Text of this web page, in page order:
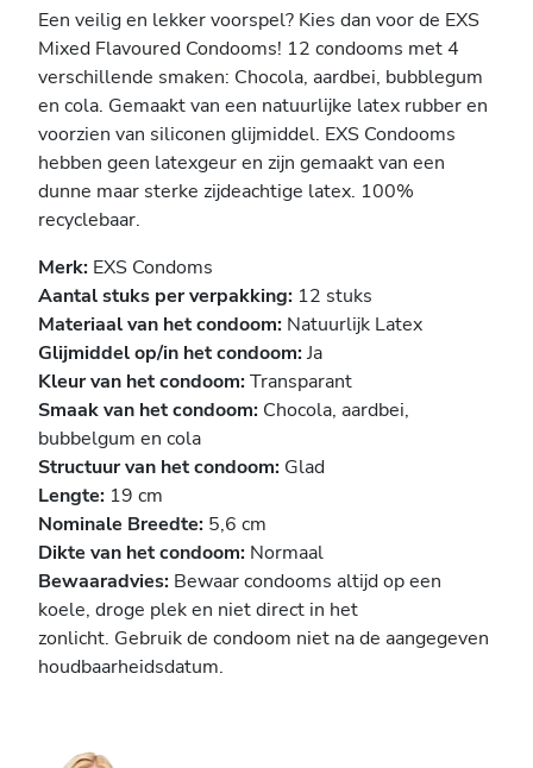
Een veilig en lekker voorspel? Kies dan voor de EXS
Mixed Flavoured Condooms! 12 condooms met 4
verschillende smaken: Chocola, aardbei, bubblegum
en cola. Gemaakt van een natuurlijke latex rubber en
voorzien van siliconen glijmiddel. EXS Condooms
hebben geen latexgeur en zijn gemaakt van een
dunne maar sterke zijdeachtige latex. 100%
recyclebaar.
Merk: EXS Condoms
Aantal stuks per verpakking: 12 stuks
Materiaal van het condoom: Natuurlijk Latex
Glijmiddel op/in het condoom:Ja
Kleur van het condoom:Transparant
Smaak van het condoom: Chocola, aardbei,
bubbelgum en cola
Structuur van het condoom: Glad
Lengte: 19 cm
Nominale Breedte: 5,6 cm
Dikte van het condoom: Normaal
Bewaaradvies: Bewaar condooms altijd op een
koele, droge plek en niet direct in het
zonlicht. Gebruik de condoom niet na de aangegeven
houdbaarheidsdatum.